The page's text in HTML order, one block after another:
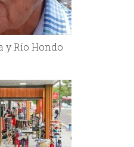
y Río Hondo